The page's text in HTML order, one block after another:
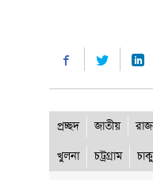
প্রচ্ছদ জাতীয়
খুলনা
চট্রগ্রাম